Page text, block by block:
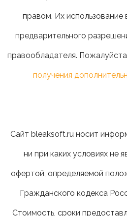
правом. Их
предварительного
правообладателя.
получения
Сайт bleaksoft.ru носит
ни при каких условиях не
офертой, определяемой
Гражданского кодекса
Стоимость, сроки